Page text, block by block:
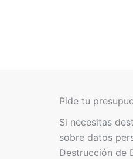
Pide tu
Si necesitas
sobre datos
Destrucción de